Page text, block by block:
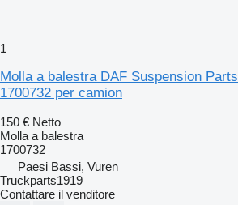
1
Molla a balestra DAF Suspension
1700732 per camion
150 € Netto
Molla a balestra
1700732
Paesi Bassi, Vuren
Truckparts1919
Contattare il venditore